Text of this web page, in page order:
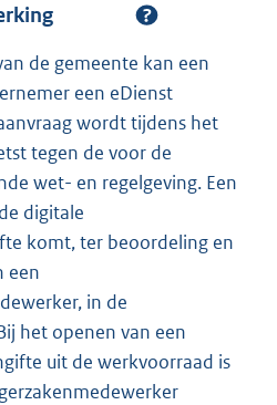
de gemeente kan een
een eDienst
wordt tijdens het
tegen de voor de
wet- en regelgeving. Een
digitale
komt, ter beoordeling en
een
in de
het openen van een
uit de werkvoorraad is